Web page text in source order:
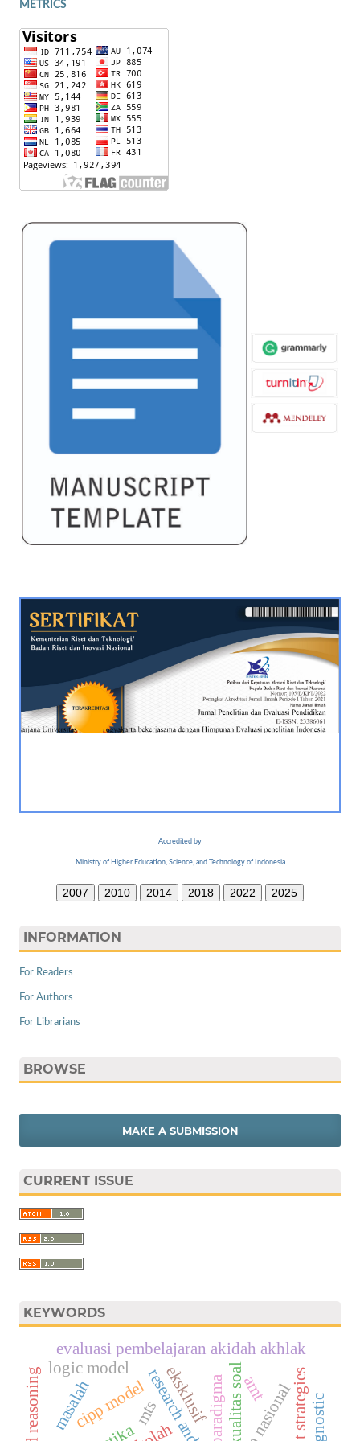
METRICS
Accredited by
Ministry of Higher Education, Science, and Technology of Indonesia
2007 2010 2014 2018 2022 2025
INFORMATION
For Readers
For Authors
For Librarians
BROWSE
MAKE A SUBMISSION
CURRENT ISSUE
KEYWORDS
cipp model
evaluasi pembelajaran akidah akhlak
mts
logic model kualitas soal
paradigma
eksklusif
masalah amt